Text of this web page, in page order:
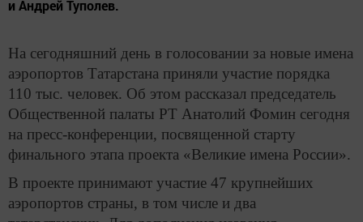
и Андрей Туполев.
На сегодняшний день в голосовании за новые имена
аэропортов Татарстана приняли участие порядка
110 тыс. человек. Об этом рассказал председатель
Общественной палаты РТ Анатолий Фомин сегодня
на пресс-конференции, посвященной старту
финального этапа проекта «Великие имена России».
В проекте принимают участие 47 крупнейших
аэропортов страны, в том числе и два